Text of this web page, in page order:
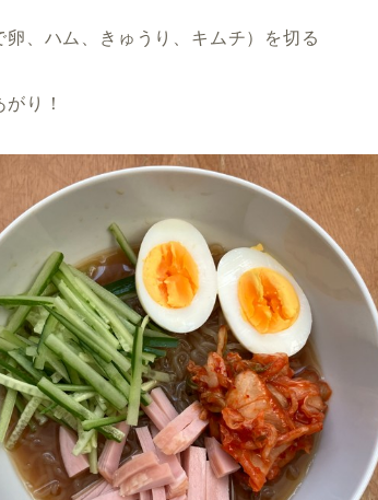
、ハム、きゅうり、キムチ）を切る
り！